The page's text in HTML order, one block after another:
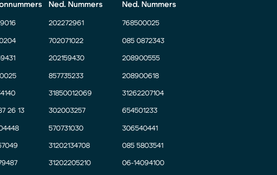
26 13
Ned. Nummers
202272961
702071022
202159430
857735233
31850012069
302003257
570731030
31202134708
31202205210
Ned. Nummers
768500025
085 0872343
208900555
208900618
31262207104
654501233
306540441
085 5803541
06-14094100